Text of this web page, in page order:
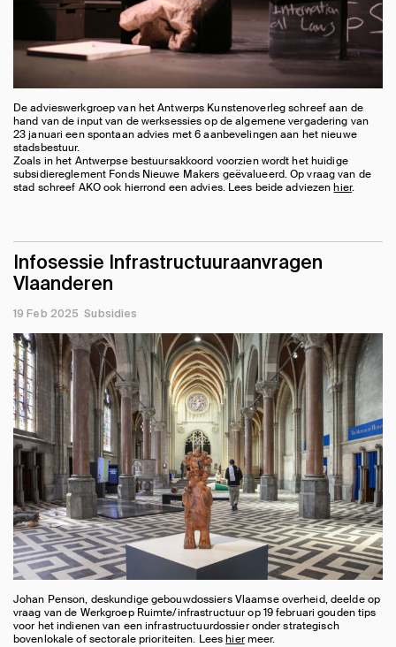
De advieswerkgroep van het Antwerps Kunstenoverleg schreef aan de
hand van de input van de werksessies op de algemene vergadering van
23 januari een spontaan advies met 6 aanbevelingen aan het nieuwe
stadsbestuur.
Zoals in het Antwerpse bestuursakkoord voorzien wordt het huidige
subsidiereglement Fonds Nieuwe Makers geëvalueerd. Op vraag van de
stad schreef AKO ook hierrond een advies. Lees beide adviezenhier.
Infosessie Infrastructuuraanvragen
Vlaanderen
19 Feb 2025 Subsidies
Johan Penson, deskundige gebouwdossiers Vlaamse overheid, deelde op
vraag van de Werkgroep Ruimte/infrastructuur op 19 februari gouden tips
voor het indienen van een infrastructuurdossier onder strategisch
bovenlokale of sectorale prioriteiten. Leeshiermeer.